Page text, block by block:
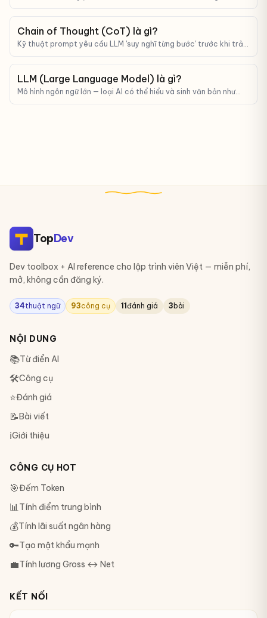
Chain of Thought (CoT) là gì?
Kỹ thuật prompt yêu cầu LLM 'suy nghĩ từng bước' trước khi trả
LLM (Large Language Model) là gì?
Mô hình ngôn ngữ lớn — loại AI có thể hiểu và sinh văn bản như
TopDev
Dev toolbox + AI reference cho lập trình viên Việt — miễn phí,
mở, không cần đăng ký.
34thuật ngữ 93công cụ 11đánh giá 3 bài
NỘI DUNG
📚Từ điển AI
🛠Công cụ
⭐Đánh giá
📝Bài viết
ℹ️Giới thiệu
CÔNG CỤ HOT
🎯Đếm Token
📊Tính điểm trung bình
💰Tính lãi suất ngân hàng
🔑Tạo mật khẩu mạnh
💼Tính lương Gross ↔ Net
KẾT NỐI